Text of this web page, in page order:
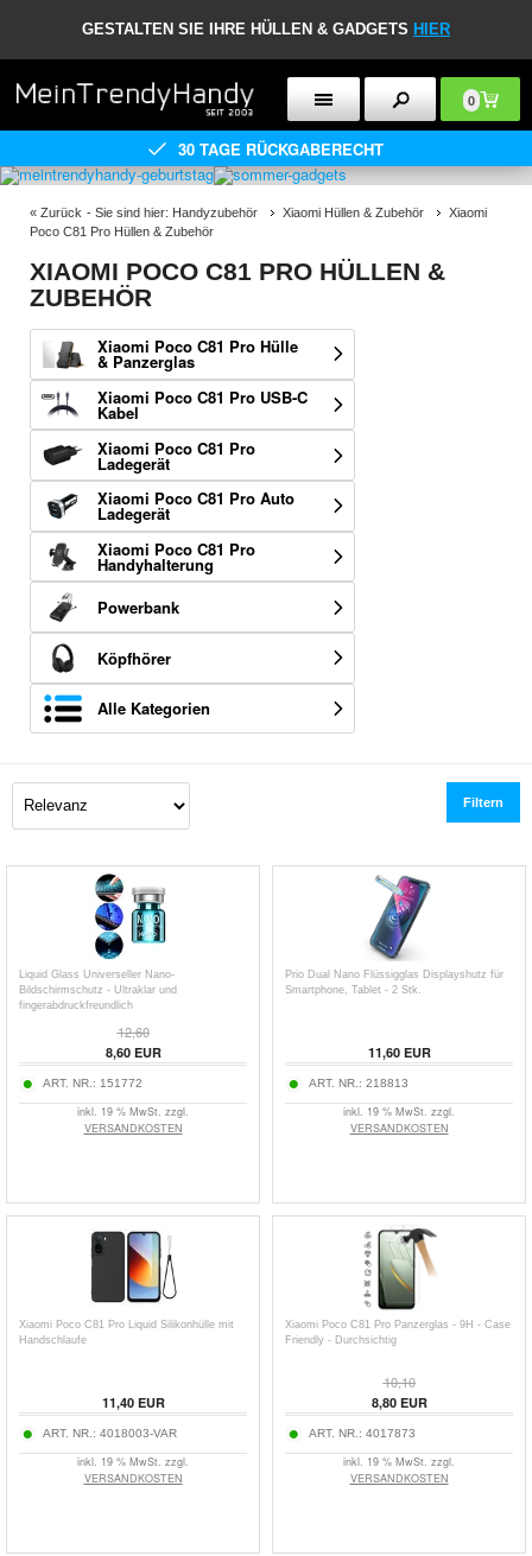
GESTALTEN SIE IHRE HÜLLEN & GADGETS HIER
0
30 TAGE RÜCKGABERECHT
« Zurück - Sie sind hier: Handyzubehör Xiaomi Hüllen & Zubehör
Xiaomi
Poco C81 Pro Hüllen & Zubehör
XIAOMI POCO C81 PRO HÜLLEN &
ZUBEHÖR
Xiaomi Poco C81 Pro Hülle
& Panzerglas
Xiaomi Poco C81 Pro USB-C
Kabel
Xiaomi Poco C81 Pro
Ladegerät
Xiaomi Poco C81 Pro Auto
Ladegerät
Xiaomi Poco C81 Pro
Handyhalterung
Powerbank
Köpfhörer
Alle Kategorien
Filtern
Liquid Glass Universeller Nano-
Bildschirmschutz - Ultraklar und
fingerabdruckfreundlich
12,60
8,60EUR
ART. NR.: 151772
inkl. 19 % MwSt. zzgl.
VERSANDKOSTEN
Prio Dual Nano Flüssigglas Displayshutz für
Smartphone, Tablet - 2 Stk.
11,60EUR
ART. NR.: 218813
inkl. 19 % MwSt. zzgl.
VERSANDKOSTEN
Xiaomi Poco C81 Pro Liquid Silikonhülle mit
Handschlaufe
11,40EUR
ART. NR.: 4018003-VAR
inkl. 19 % MwSt. zzgl.
VERSANDKOSTEN
Xiaomi Poco C81 Pro Panzerglas - 9H - Case
Friendly - Durchsichtig
10,10
8,80EUR
ART. NR.: 4017873
inkl. 19 % MwSt. zzgl.
VERSANDKOSTEN